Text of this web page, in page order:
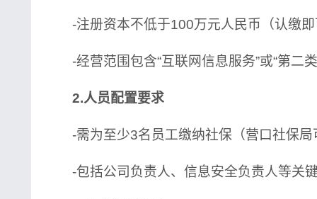
-注册资本不低于100万元人民币（认缴即
-经营范围包含“互联网信息服务”或“第二
2.人员配置要求
-需为至少3名员工缴纳社保（营口社保局
-包括公司负责人、信息安全负责人等关